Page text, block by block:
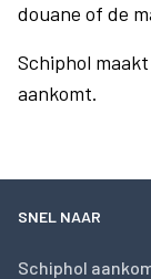
douane of de
Schiphol
aankomt.
SNEL NAAR
Schiphol